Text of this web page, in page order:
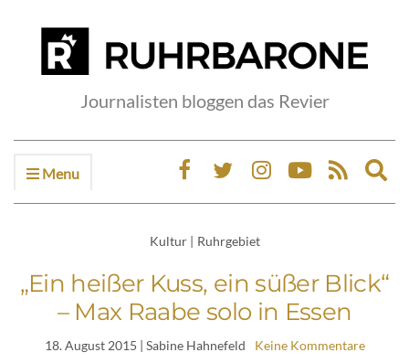
Journalisten bloggen das Revier
Menu
Kultur | Ruhrgebiet
„Ein heißer Kuss, ein süßer Blick“
– Max Raabe solo in Essen
18. August 2015 | Sabine Hahnefeld Keine Kommentare